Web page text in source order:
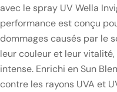
avec le spray UV Wella
performance est conçu
dommages causés par le
leur couleur et leur
intense. Enrichi en Sun
contre les rayons UVA et